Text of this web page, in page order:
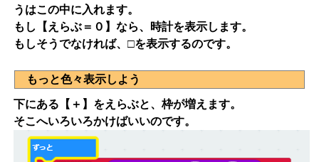
うはこの中に入れます。
もし【えらぶ＝０】なら、時計を表示します。
もしそうでなければ、□を表示するのです。
もっと色々表示しよう
下にある【＋】をえらぶと、枠が増えます。
そこへいろいろかけばいいのです。